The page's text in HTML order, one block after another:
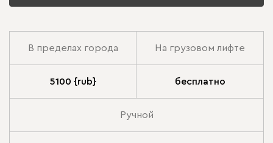
В пределах города На грузовом лифте
5100 {rub} бесплатно
Ручной